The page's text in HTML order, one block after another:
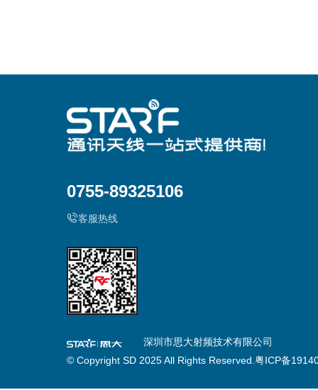
0755-89325106
客服热线
深圳市思大射频技术有限公司
© Copyright SD 2025 All Rights Reserved.粤ICP备